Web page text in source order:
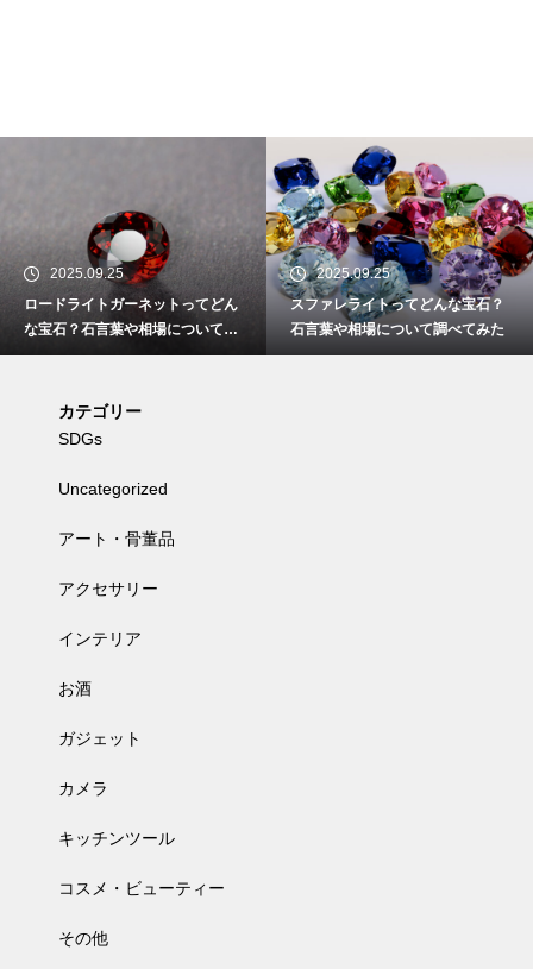
2025.09.25
ロードライトガーネットってどん
な宝石？石言葉や相場について調
べてみた
2025.09.25
スファレライトってどんな宝石？
石言葉や相場について調べてみた
カテゴリー
SDGs
Uncategorized
アート・骨董品
アクセサリー
インテリア
お酒
ガジェット
カメラ
キッチンツール
コスメ・ビューティー
その他